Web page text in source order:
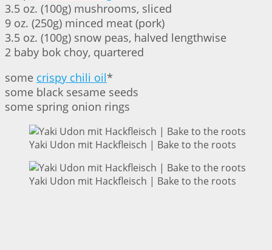
3.5 oz. (100g) mushrooms, sliced
9 oz. (250g) minced meat (pork)
3.5 oz. (100g) snow peas, halved lengthwise
2 baby bok choy, quartered
some crispy chili oil*
some black sesame seeds
some spring onion rings
Yaki Udon mit Hackfleisch | Bake to the roots
Yaki Udon mit Hackfleisch | Bake to the roots